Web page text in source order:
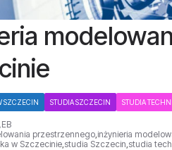
SZCZECIN STUDIA SZCZECIN STUDIA
EB
przestrzennego inżynieria
w Szczecinie studia Szczecin studia